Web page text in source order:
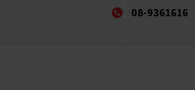
08-9361616